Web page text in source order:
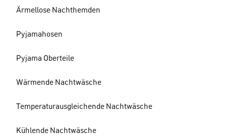
Ärmellose Nachthemden
Pyjamahosen
Pyjama Oberteile
Wärmende Nachtwäsche
Temperaturausgleichende Nachtwäsche
Kühlende Nachtwäsche